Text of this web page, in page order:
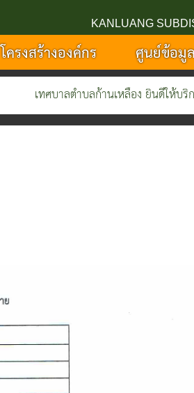
KANLUANG
โครงสร้างองค์กร ศูนย์ข้อมู
เทศบาลตำบลก้านเหลือง ยินดีให้บริการ